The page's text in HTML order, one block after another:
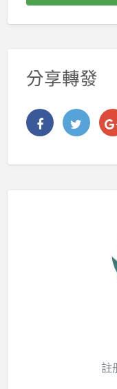
分享轉發
註